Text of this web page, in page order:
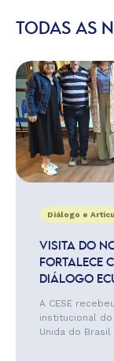
TODAS AS
Diálogo e
VISITA DO
FORTALECE
DIÁLOGO
A CESE
institucional
Unida do Brasil